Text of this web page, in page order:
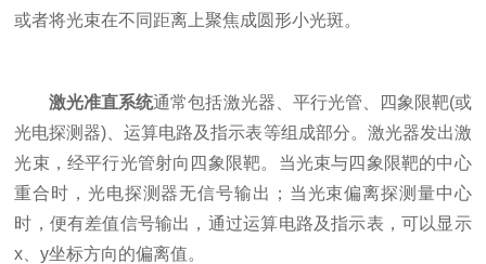
或者将光束在不同距离上聚焦成圆形小光斑。
激光准直系统通常包括激光器、平行光管、四象限靶(或
光电探测器)、运算电路及指示表等组成部分。激光器发出激
光束，经平行光管射向四象限靶。当光束与四象限靶的中心
重合时，光电探测器无信号输出；当光束偏离探测量中心
时，便有差值信号输出，通过运算电路及指示表，可以显示
x、y坐标方向的偏离值。